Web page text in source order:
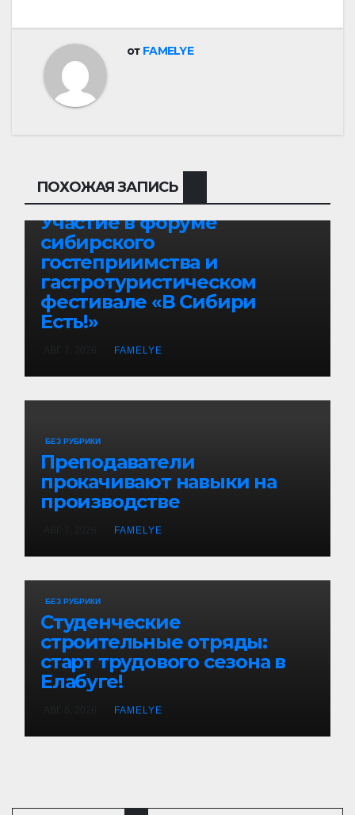
от FAMELYE
ПОХОЖАЯ ЗАПИСЬ
БЕЗ РУБРИКИ
Участие в форуме
сибирского
гостеприимства и
гастротуристическом
фестивале «В Сибири
Есть!»
FAMELYE
БЕЗ РУБРИКИ
Преподаватели
прокачивают навыки на
производстве
FAMELYE
БЕЗ РУБРИКИ
Студенческие
строительные отряды:
старт трудового сезона в
Елабуге!
FAMELYE